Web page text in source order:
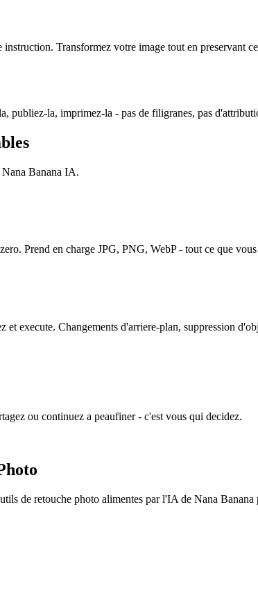
Transformez votre image tout en preservant
publiez-la, imprimez-la - pas de filigranes, pas
Banana IA.
Prend en charge JPG, PNG, WebP - tout ce que vous
execute. Changements d'arriere-plan, suppression
ou continuez a peaufiner - c'est vous qui decidez.
de retouche photo alimentes par l'IA de Nana